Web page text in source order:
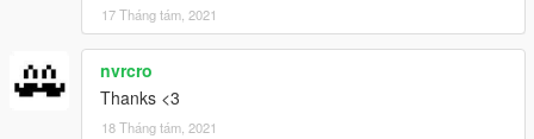
17 Tháng tám, 2021
nvrcro
Thanks <3
18 Tháng tám, 2021